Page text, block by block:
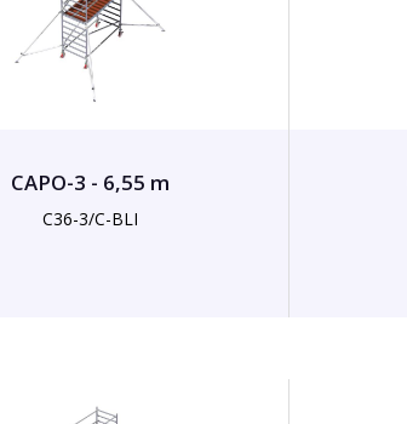
CAPO-3 - 6,55 m
C36-3/C-BLI